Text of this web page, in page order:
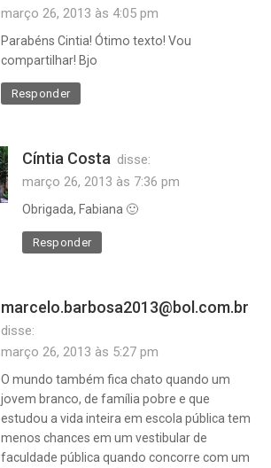
março 26, 2013 às 4:05 pm
Parabéns Cintia! Ótimo texto! Vou
compartilhar! Bjo
Responder
Cíntia Costa disse:
março 26, 2013 às 7:36 pm
Obrigada, Fabiana 🙂
Responder
marcelo.barbosa2013@bol.com.br
disse:
março 26, 2013 às 5:27 pm
O mundo também fica chato quando um
jovem branco, de família pobre e que
estudou a vida inteira em escola pública tem
menos chances em um vestibular de
faculdade pública quando concorre com um